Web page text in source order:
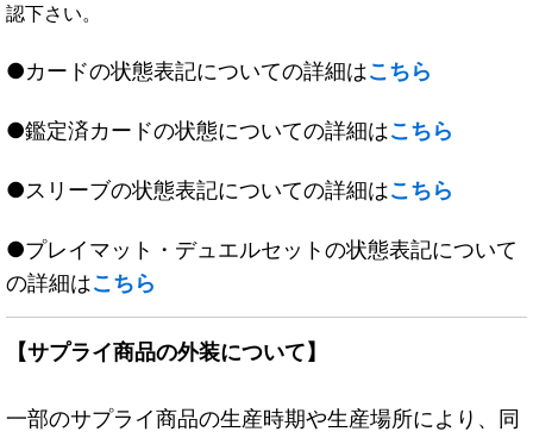
認下さい。
●カードの状態表記についての詳細はこちら
●鑑定済カードの状態についての詳細はこちら
●スリーブの状態表記についての詳細はこちら
●プレイマット・デュエルセットの状態表記について
の詳細はこちら
【サプライ商品の外装について】
一部のサプライ商品の生産時期や生産場所により、同